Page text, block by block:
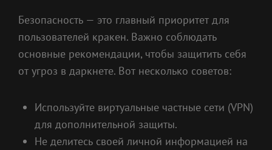
Безопасность — это главный приоритет для
пользователей кракен. Важно соблюдать
основные рекомендации, чтобы защитить себя
от угроз в даркнете. Вот несколько советов:
Используйте виртуальные частные сети (VPN)
для дополнительной защиты.
Не делитесь своей личной информацией на